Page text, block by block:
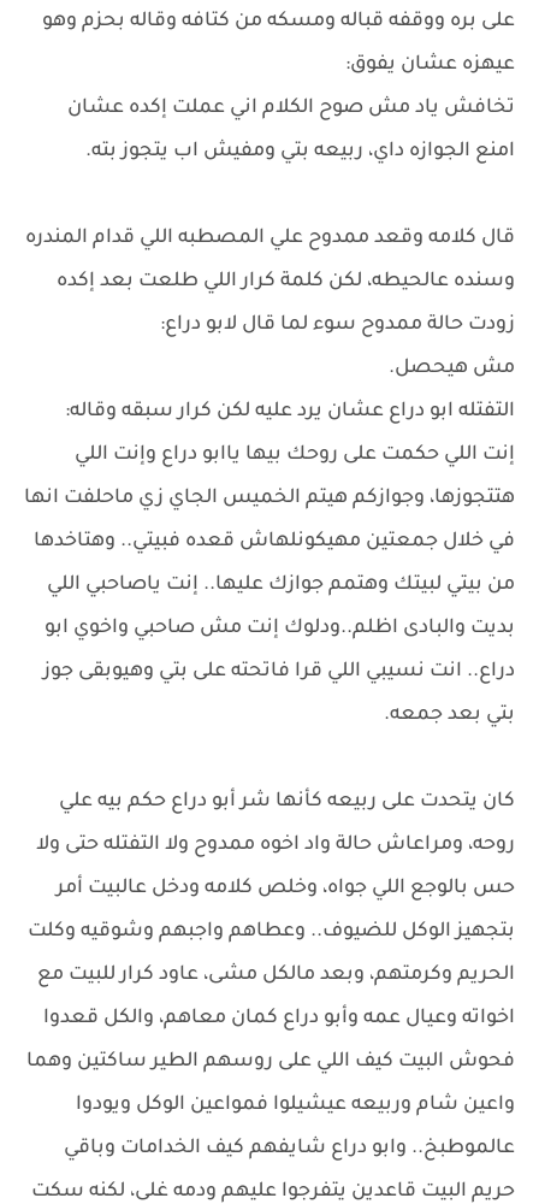
على بره ووقفه قباله ومسكه من كتافه وقاله بحزم وهو
عيهزه عشان يفوق:
تخافش ياد مش صوح الكلام اني عملت إكده عشان
امنع الجوازه داي، ربيعه بتي ومفيش اب يتجوز بته.
قال كلامه وقعد ممدوح علي المصطبه اللي قدام المندره
وسنده عالحيطه، لكن كلمة كرار اللي طلعت بعد إكده
زودت حالة ممدوح سوء لما قال لابو دراع:
مش هيحصل.
التفتله ابو دراع عشان يرد عليه لكن كرار سبقه وقاله:
إنت اللي حكمت على روحك بيها ياابو دراع وإنت اللي
هتتجوزها، وجوازكم هيتم الخميس الجاي زي ماحلفت انها
في خلال جمعتين مهيكونلهاش قعده فبيتي.. وهتاخدها
من بيتي لبيتك وهتمم جوازك عليها.. إنت ياصاحبي اللي
بديت والبادى اظلم..ودلوك إنت مش صاحبي واخوي ابو
دراع.. انت نسيبي اللي قرا فاتحته على بتي وهيوبقى جوز
بتي بعد جمعه.
كان يتحدت على ربيعه كأنها شر أبو دراع حكم بيه علي
روحه، ومراعاش حالة واد اخوه ممدوح ولا التفتله حتى ولا
حس بالوجع اللي جواه، وخلص كلامه ودخل عالبيت أمر
بتجهيز الوكل للضيوف.. وعطاهم واجبهم وشوقيه وكلت
الحريم وكرمتهم، وبعد مالكل مشى، عاود كرار للبيت مع
اخواته وعيال عمه وأبو دراع كمان معاهم، والكل قعدوا
فحوش البيت كيف اللي على روسهم الطير ساكتين وهما
واعين شام وربيعه عيشيلوا فمواعين الوكل ويودوا
عالموطبخ.. وابو دراع شايفهم كيف الخدامات وباقي
حريم البيت قاعدين يتفرجوا عليهم ودمه غلى، لكنه سكت